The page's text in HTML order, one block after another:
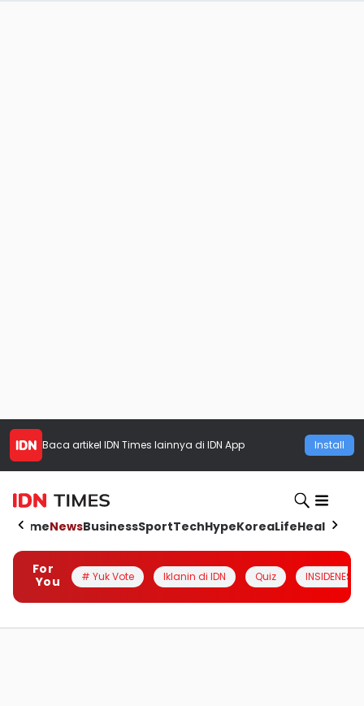
Baca artikel IDN Times lainnya di IDN App Install
HomeNewsBusinessSportTechHypeKoreaLifeHealth
For
You
# Yuk Vote Iklanin di IDN Quiz INSIDENESIA